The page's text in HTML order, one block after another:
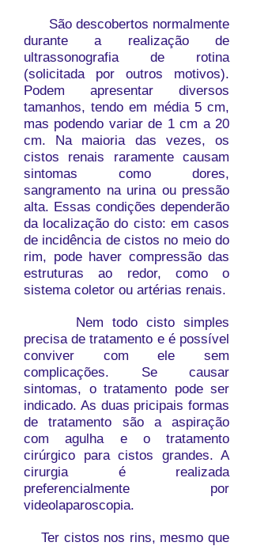
São descobertos normalmente
durante a realização de
ultrassonografia de rotina
(solicitada por outros motivos).
Podem apresentar diversos
tamanhos, tendo em média 5 cm,
mas podendo variar de 1 cm a 20
cm. Na maioria das vezes, os
cistos renais raramente causam
sintomas como dores,
sangramento na urina ou pressão
alta. Essas condições dependerão
da localização do cisto: em casos
de incidência de cistos no meio do
rim, pode haver compressão das
estruturas ao redor, como o
sistema coletor ou artérias renais.
Nem todo cisto simples
precisa de tratamento e é possível
conviver com ele sem
complicações. Se causar
sintomas, o tratamento pode ser
indicado. As duas pricipais formas
de tratamento são a aspiração
com agulha e o tratamento
cirúrgico para cistos grandes. A
cirurgia é realizada
preferencialmente por
videolaparoscopia.
Ter cistos nos rins, mesmo que